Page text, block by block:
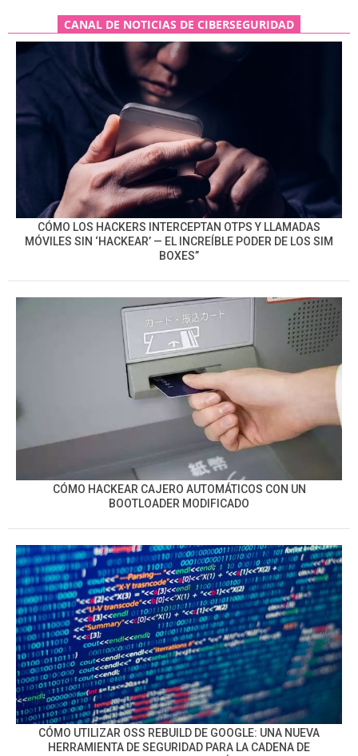
CANAL DE NOTICIAS DE CIBERSEGURIDAD
CÓMO LOS HACKERS INTERCEPTAN OTPS Y LLAMADAS
MÓVILES SIN ‘HACKEAR’ — EL INCREÍBLE PODER DE LOS SIM
BOXES”
CÓMO HACKEAR CAJERO AUTOMÁTICOS CON UN
BOOTLOADER MODIFICADO
CÓMO UTILIZAR OSS REBUILD DE GOOGLE: UNA NUEVA
HERRAMIENTA DE SEGURIDAD PARA LA CADENA DE